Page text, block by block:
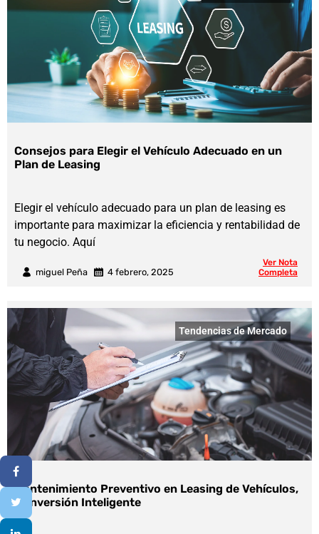
Consejos para Elegir el Vehículo Adecuado en un
Plan de Leasing
miguel Peña 4 febrero, 2025
Elegir el vehículo adecuado para un plan de leasing es
importante para maximizar la eficiencia y rentabilidad de
tu negocio. Aquí
Ver Nota
Completa
Mantenimiento Preventivo en Leasing de Vehículos,
la Inversión Inteligente
Tendencias de Mercado